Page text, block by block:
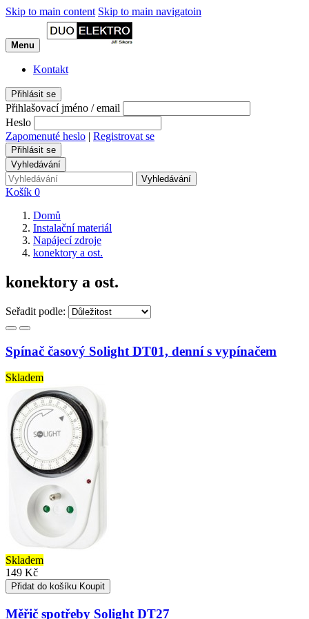
Skip to main content Skip to main navigatoin
Menu
Kontakt
Přihlásit se
Přihlašovací jméno / email
Heslo
Zapomenuté heslo | Registrovat se
Přihlásit se
Vyhledávání
Vyhledávání
Košík 0
Domů
Instalační materiál
Napájecí zdroje
konektory a ost.
konektory a ost.
Seřadit podle:
Spínač časový Solight DT01, denní s vypínačem
Skladem
Skladem
149 Kč
Přidat do košíku Koupit
Měřič spotřeby Solight DT27